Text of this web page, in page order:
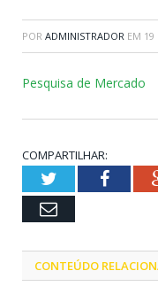
POR ADMINISTRADOR EM 19
Pesquisa de Mercado
COMPARTILHAR:
Twitter
Email
CONTEÚDO